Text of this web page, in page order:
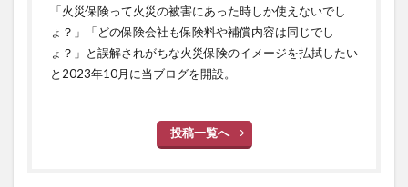
「火災保険って火災の被害にあった時しか使えないでし
ょ？」「どの保険会社も保険料や補償内容は同じでし
ょ？」と誤解されがちな火災保険のイメージを払拭したい
と2023年10月に当ブログを開設。
投稿一覧へ